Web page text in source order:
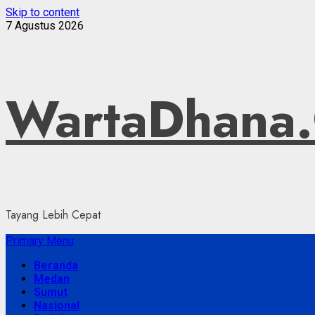
Skip to content
7 Agustus 2026
Tayang Lebih Cepat
Primary Menu
Beranda
Medan
Sumut
Nasional